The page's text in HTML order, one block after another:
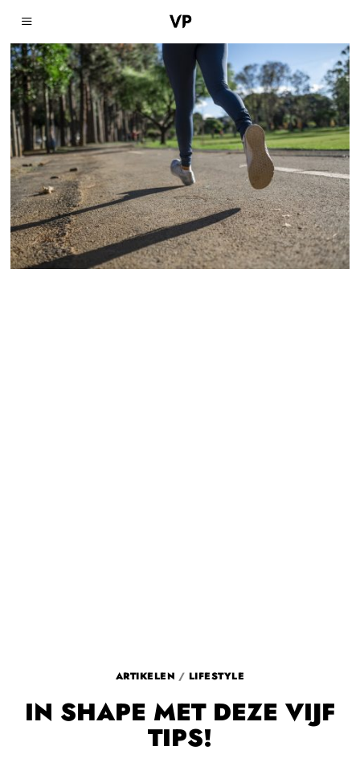
ARTIKELEN / LIFESTYLE
IN SHAPE MET DEZE VIJF
TIPS!